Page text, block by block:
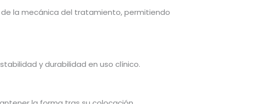
la mecánica del tratamiento, permitiendo
y durabilidad en uso clínico.